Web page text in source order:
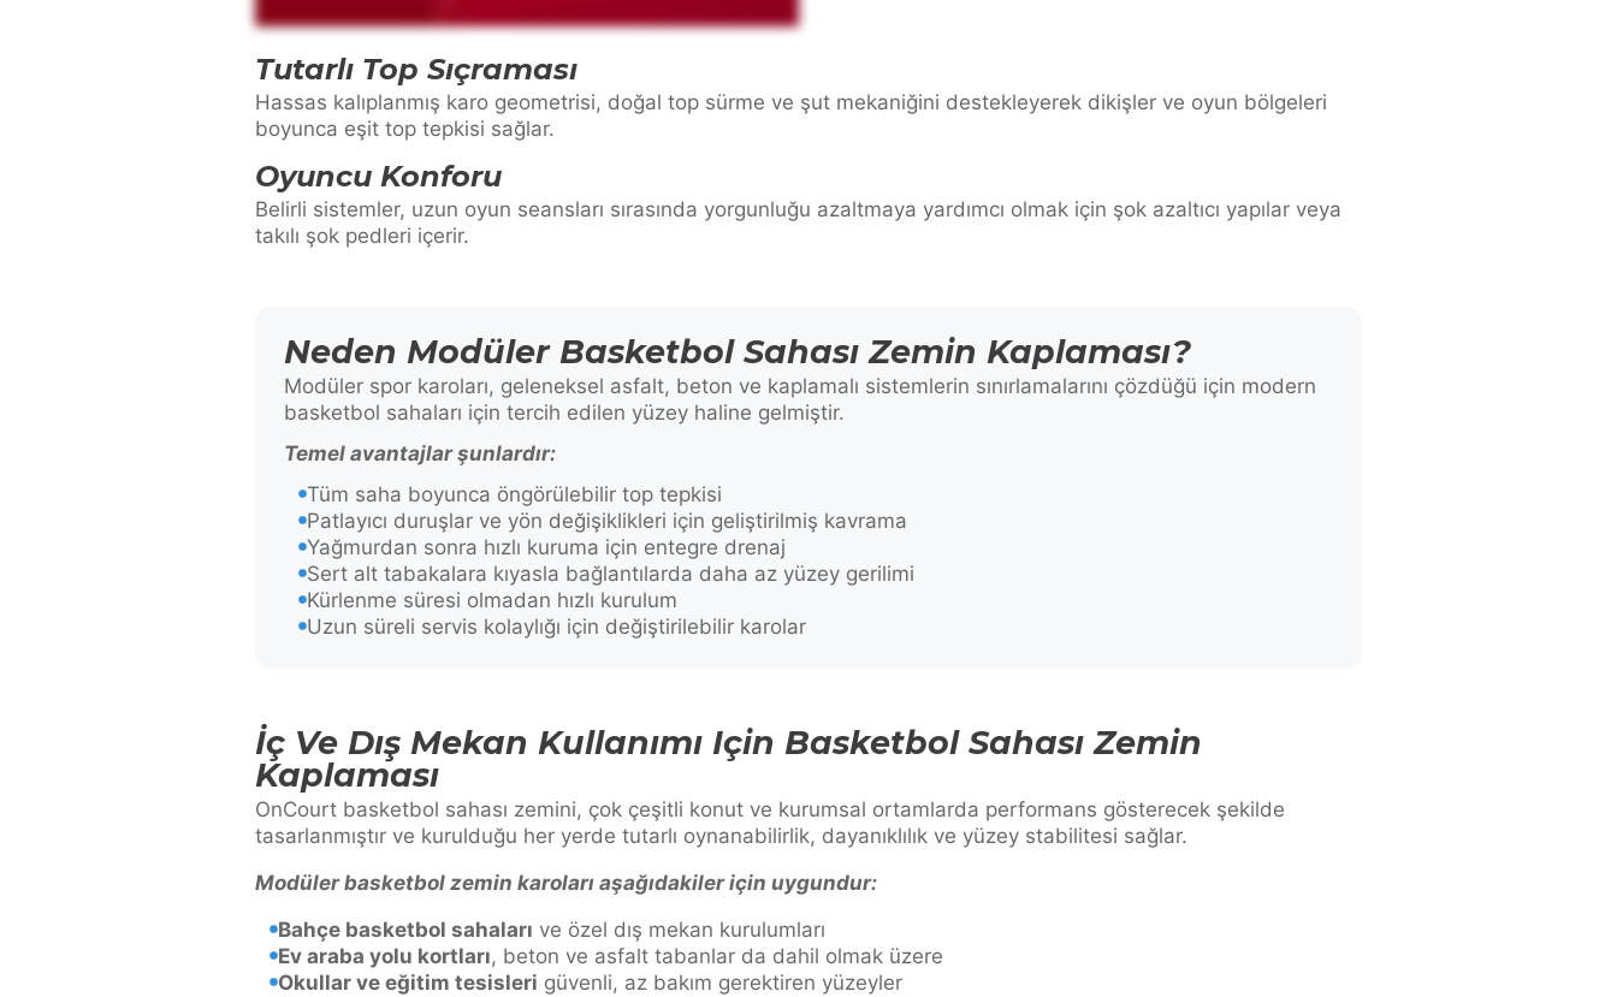
Tutarlı Top Sıçraması
Hassas kalıplanmış karo geometrisi, doğal top sürme ve şut mekaniğini destekleyerek dikişler ve oyun bölgeleri
boyunca eşit top tepkisi sağlar.
Oyuncu Konforu
Belirli sistemler, uzun oyun seansları sırasında yorgunluğu azaltmaya yardımcı olmak için şok azaltıcı yapılar veya
takılı şok pedleri içerir.
Neden Modüler Basketbol Sahası Zemin Kaplaması?
Modüler spor karoları, geleneksel asfalt, beton ve kaplamalı sistemlerin sınırlamalarını çözdüğü için modern
basketbol sahaları için tercih edilen yüzey haline gelmiştir.
Temel avantajlar şunlardır:
Tüm saha boyunca öngörülebilir top tepkisi
Patlayıcı duruşlar ve yön değişiklikleri için geliştirilmiş kavrama
Yağmurdan sonra hızlı kuruma için entegre drenaj
Sert alt tabakalara kıyasla bağlantılarda daha az yüzey gerilimi
Kürlenme süresi olmadan hızlı kurulum
Uzun süreli servis kolaylığı için değiştirilebilir karolar
İç Ve Dış Mekan Kullanımı Için Basketbol Sahası Zemin
Kaplaması
OnCourt basketbol sahası zemini, çok çeşitli konut ve kurumsal ortamlarda performans gösterecek şekilde
tasarlanmıştır ve kurulduğu her yerde tutarlı oynanabilirlik, dayanıklılık ve yüzey stabilitesi sağlar.
Modüler basketbol zemin karoları aşağıdakiler için uygundur:
Bahçe basketbol sahaları ve özel dış mekan kurulumları
Ev araba yolu kortları, beton ve asfalt tabanlar da dahil olmak üzere
Okullar ve eğitim tesisleri güvenli, az bakım gerektiren yüzeyler